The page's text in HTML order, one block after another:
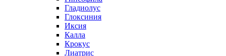
Гладиолус
Глоксиния
Иксия
Калла
Крокус
Лиатрис